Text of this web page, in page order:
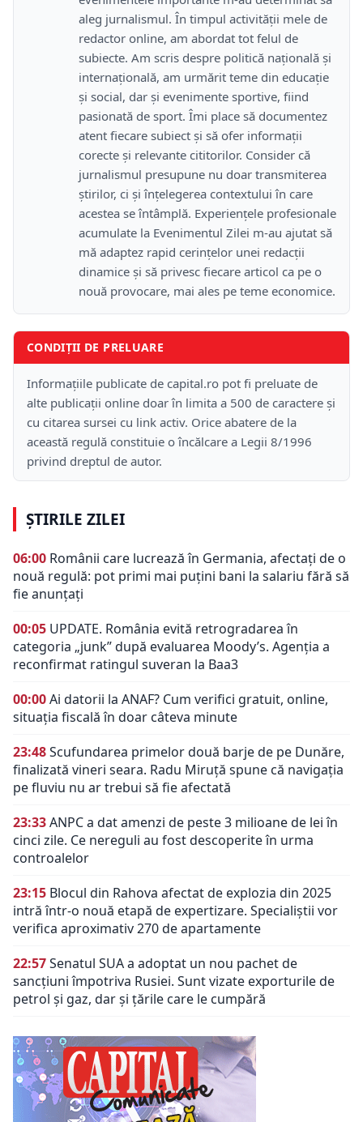
aleg jurnalismul. În timpul activității mele de
redactor online, am abordat tot felul de
subiecte. Am scris despre politică națională și
internațională, am urmărit teme din educație
și social, dar și evenimente sportive, fiind
pasionată de sport. Îmi place să documentez
atent fiecare subiect și să ofer informații
corecte și relevante cititorilor. Consider că
jurnalismul presupune nu doar transmiterea
știrilor, ci și înțelegerea contextului în care
acestea se întâmplă. Experiențele profesionale
acumulate la Evenimentul Zilei m-au ajutat să
mă adaptez rapid cerințelor unei redacții
dinamice și să privesc fiecare articol ca pe o
nouă provocare, mai ales pe teme economice.
CONDIȚII DE PRELUARE
Informațiile publicate de capital.ro pot fi preluate de
alte publicații online doar în limita a 500 de caractere și
cu citarea sursei cu link activ. Orice abatere de la
această regulă constituie o încălcare a Legii 8/1996
privind dreptul de autor.
ȘTIRILE ZILEI
06:00 Românii care lucrează în Germania, afectați de o
nouă regulă: pot primi mai puțini bani la salariu fără să
fie anunțați
00:05 UPDATE. România evită retrogradarea în
categoria „junk” după evaluarea Moody’s. Agenția a
reconfirmat ratingul suveran la Baa3
00:00Ai datorii la ANAF? Cum verifici gratuit, online,
situația fiscală în doar câteva minute
23:48Scufundarea primelor două barje de pe Dunăre,
finalizată vineri seara. Radu Miruță spune că navigația
pe fluviu nu ar trebui să fie afectată
23:33ANPC a dat amenzi de peste 3 milioane de lei în
cinci zile. Ce nereguli au fost descoperite în urma
controalelor
23:15 Blocul din Rahova afectat de explozia din 2025
intră într-o nouă etapă de expertizare. Specialiștii vor
verifica aproximativ 270 de apartamente
22:57Senatul SUA a adoptat un nou pachet de
sancțiuni împotriva Rusiei. Sunt vizate exporturile de
petrol și gaz, dar și țările care le cumpără